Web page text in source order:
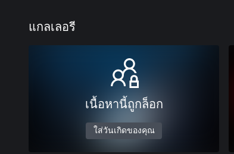
แกลเลอรี
เนื้อหานี้ถูกล็อก
ใส่วันเกิดของคุณ